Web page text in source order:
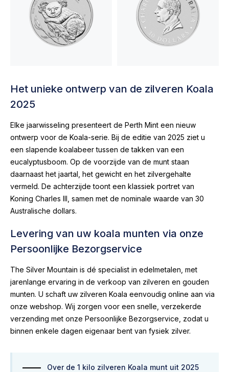
Het unieke ontwerp van de zilveren Koala
2025
Elke jaarwisseling presenteert de Perth Mint een nieuw
ontwerp voor de Koala-serie. Bij de editie van 2025 ziet u
een slapende koalabeer tussen de takken van een
eucalyptusboom. Op de voorzijde van de munt staan
daarnaast het jaartal, het gewicht en het zilvergehalte
vermeld. De achterzijde toont een klassiek portret van
Koning Charles III, samen met de nominale waarde van 30
Australische dollars.
Levering van uw koala munten via onze
Persoonlijke Bezorgservice
The Silver Mountain is dé specialist in edelmetalen, met
jarenlange ervaring in de verkoop van zilveren en gouden
munten. U schaft uw zilveren Koala eenvoudig online aan via
onze webshop. Wij zorgen voor een snelle, verzekerde
verzending met onze Persoonlijke Bezorgservice, zodat u
binnen enkele dagen eigenaar bent van fysiek zilver.
Over de 1 kilo zilveren Koala munt uit 2025